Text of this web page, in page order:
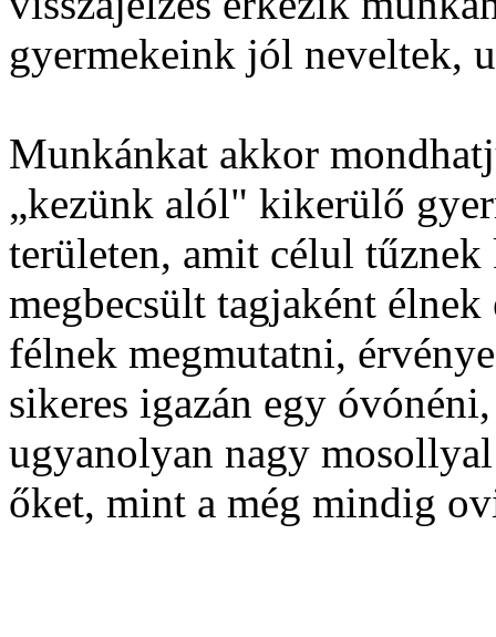
gyermekeink jól neveltek,
Munkánkat akkor
„kezünk alól" kikerülő
területen, amit célul
megbecsült tagjaként
félnek megmutatni,
sikeres igazán egy
ugyanolyan nagy
őket, mint a még mindig